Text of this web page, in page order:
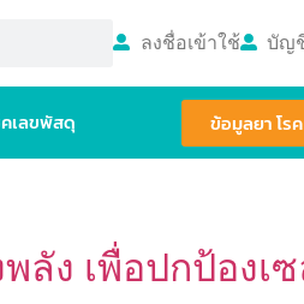
ลงชื่อเข้าใช้ บัญ
เลขพัสดุ ข้อมูลยา โร
ง เพื่อปกป้องเ